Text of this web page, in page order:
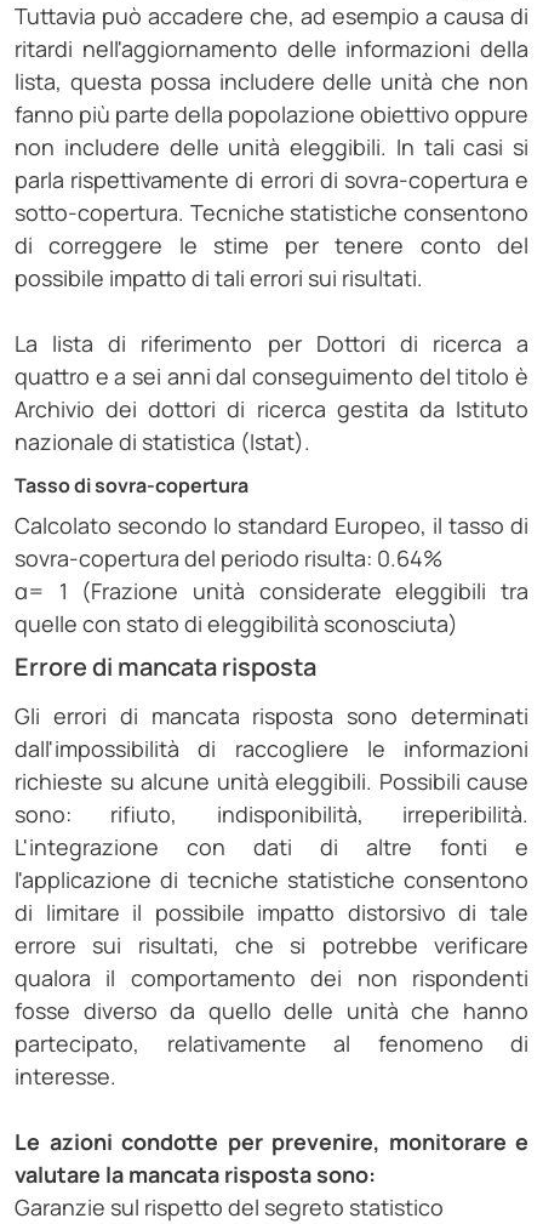
Tuttavia può accadere che, ad esempio a causa di
ritardi nell'aggiornamento delle informazioni della
lista, questa possa includere delle unità che non
fanno più parte della popolazione obiettivo oppure
non includere delle unità eleggibili. In tali casi si
parla rispettivamente di errori di sovra-copertura e
sotto-copertura. Tecniche statistiche consentono
di correggere le stime per tenere conto del
possibile impatto di tali errori sui risultati.
La lista di riferimento per Dottori di ricerca a
quattro e a sei anni dal conseguimento del titolo è
Archivio dei dottori di ricerca gestita da Istituto
nazionale di statistica (Istat).
Tasso di sovra-copertura
Calcolato secondo lo standard Europeo, il tasso di
sovra-copertura del periodo risulta: 0.64%
α= 1 (Frazione unità considerate eleggibili tra
quelle con stato di eleggibilità sconosciuta)
Errore di mancata risposta
Gli errori di mancata risposta sono determinati
dall'impossibilità di raccogliere le informazioni
richieste su alcune unità eleggibili. Possibili cause
sono: rifiuto, indisponibilità, irreperibilità.
L'integrazione con dati di altre fonti e
l'applicazione di tecniche statistiche consentono
di limitare il possibile impatto distorsivo di tale
errore sui risultati, che si potrebbe verificare
qualora il comportamento dei non rispondenti
fosse diverso da quello delle unità che hanno
partecipato, relativamente al fenomeno di
interesse.
Le azioni condotte per prevenire, monitorare e
valutare la mancata risposta sono:
Garanzie sul rispetto del segreto statistico